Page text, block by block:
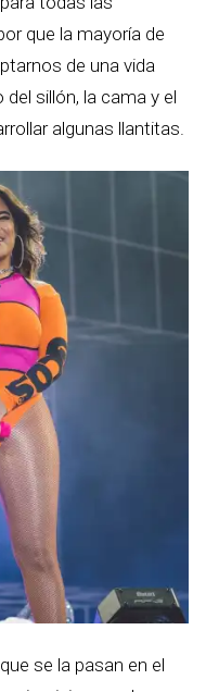
que la mayoría de
de una vida
sillón, la cama y el
algunas llantitas.
se la pasan en el